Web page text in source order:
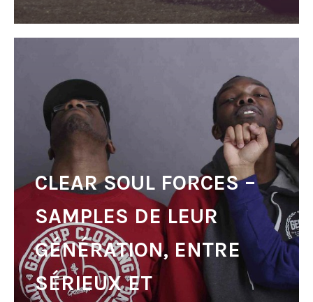
CLEAR SOUL FORCES –
SAMPLES DE LEUR
GÉNÉRATION, ENTRE
SÉRIEUX ET